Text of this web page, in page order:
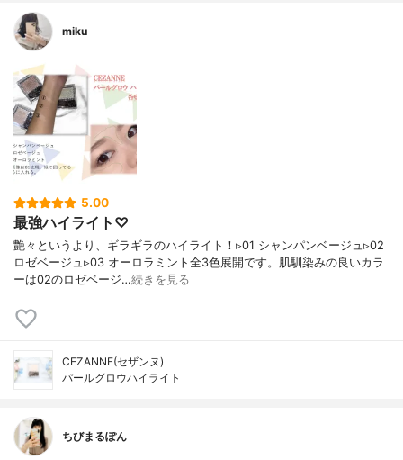
miku
5.00
最強ハイライト♡
艶々というより、ギラギラのハイライト！▹01 シャンパンベージュ▹02
ロゼベージュ▹03 オーロラミント全3色展開です。肌馴染みの良いカラ
ーは02のロゼベージ…続きを見る
CEZANNE(セザンヌ)
パールグロウハイライト
ちびまるぽん